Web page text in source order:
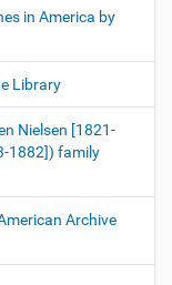
in America by
Library
Nielsen [1821-
1882]) family
Archive